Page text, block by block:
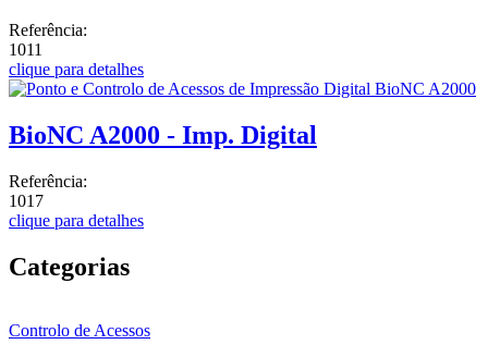
Referência:
1011
clique para detalhes
BioNC A2000 - Imp. Digital
Referência:
1017
clique para detalhes
Categorias
Controlo de Acessos